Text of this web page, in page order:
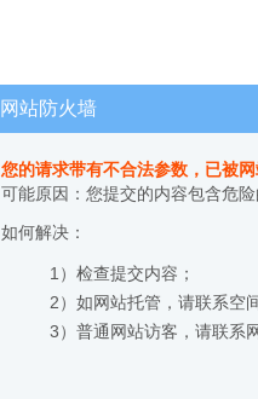
网站防火墙
您的请求带有不合法参数，已被
可能原因：您提交的内容包含危
如何解决：
1）检查提交内容；
2）如网站托管，请联系空
3）普通网站访客，请联系